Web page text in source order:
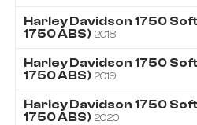
Harley Davidson 1750
1750 ABS) 2018
Harley Davidson 1750
1750 ABS) 2019
Harley Davidson 1750
1750 ABS) 2020